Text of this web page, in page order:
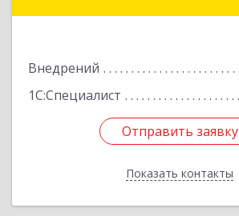
Внедрений
1С:Специалист
Отправить заявку
Показать контакты
Отправить заявку
Назад